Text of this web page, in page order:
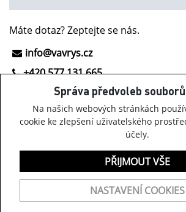
Správa předvoleb
Na našich webových stránkách
cookie ke zlepšení uživatelského
účely.
PŘIJMOUT VŠE
NASTAVENÍ COOKIES
Máte dotaz? Zeptejte se nás.
info@vavrys.cz
+420 577 131 665
NOVINKY Z INOV-8
Získávejte informace o obuvi Inov-8,
zajímavých novinkách.
PŘIHLÁSIT K ODBĚRU